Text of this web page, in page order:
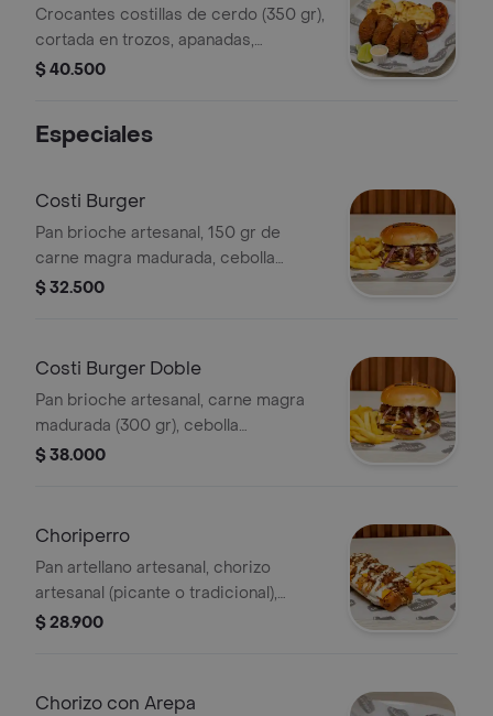
Crocantes costillas de cerdo (350 gr),
cortada en trozos, apanadas,
acompañadas de tres arepas rellenas
$ 40.500
Especiales
Costi Burger
Pan brioche artesanal, 150 gr de
carne magra madurada, cebolla
caramelizada, queso cheedar y
acompañada de papas a a francesa.
$ 32.500
Costi Burger Doble
Pan brioche artesanal, carne magra
madurada (300 gr), cebolla
caramelizada, queso cheddar y
acompañada de papas a la francesa.
$ 38.000
Choriperro
Pan artellano artesanal, chorizo
artesanal (picante o tradicional),
queso cheddar y nuestra deliciosa
francesa.
$ 28.900
Chorizo con Arepa